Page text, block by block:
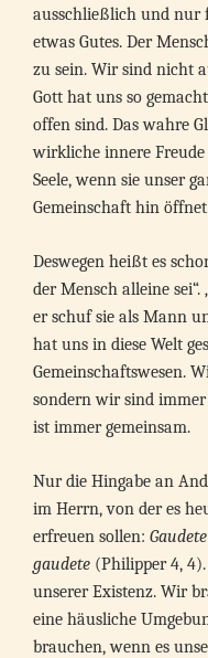
ausschließlich und nur
etwas Gutes. Der
zu sein. Wir sind nicht
Gott hat uns so
offen sind. Das wahre
wirkliche innere
Seele, wenn sie unser
Gemeinschaft hin
Deswegen heißt es
der Mensch alleine
er schuf sie als Mann
hat uns in diese Welt
Gemeinschaftswesen.
sondern wir sind
ist immer gemeinsam.
Nur die Hingabe an
im Herrn, von der es
erfreuen sollen:
gaudete (Philipper 4,
unserer Existenz. Wir
eine häusliche
brauchen, wenn es